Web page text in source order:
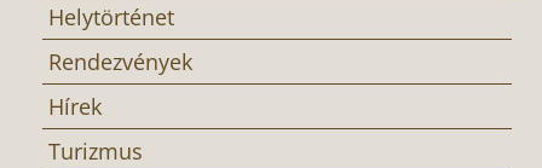
Helytörténet
Rendezvények
Hírek
Turizmus